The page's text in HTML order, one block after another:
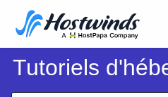
Tutoriels